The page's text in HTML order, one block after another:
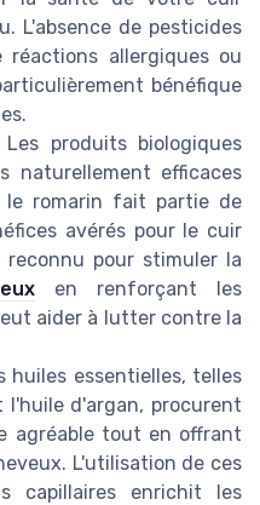
L'absence de pesticides
réactions allergiques ou
bénéfique
produits biologiques
naturellement efficaces
le romarin fait partie de
avérés pour le cuir
pour stimuler la
en renforçant les
aider à lutter contre la
huiles essentielles, telles
d'argan, procurent
agréable tout en offrant
L'utilisation de ces
capillaires enrichit les